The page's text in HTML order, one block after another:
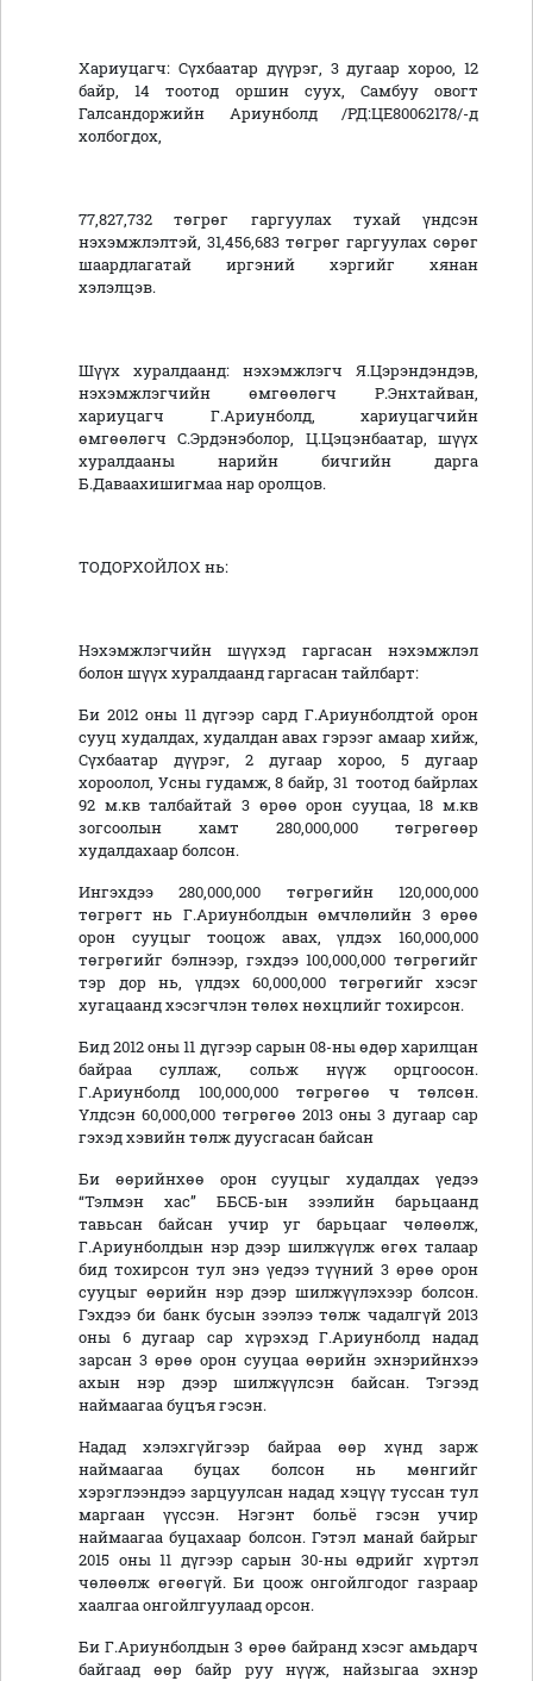
Хариуцагч: Сүхбаатар дүүрэг, 3 дугаар хороо, 12
байр, 14 тоотод оршин суух, Самбуу овогт
Галсандоржийн Ариунболд /РД:ЦЕ80062178/-д
холбогдох,
77,827,732 төгрөг гаргуулах тухай үндсэн
нэхэмжлэлтэй, 31,456,683 төгрөг гаргуулах сөрөг
шаардлагатай иргэний хэргийг хянан
хэлэлцэв.
Шүүх хуралдаанд: нэхэмжлэгч Я.Цэрэндэндэв,
нэхэмжлэгчийн өмгөөлөгч Р.Энхтайван,
хариуцагч Г.Ариунболд, хариуцагчийн
өмгөөлөгч С.Эрдэнэболор, Ц.Цэцэнбаатар, шүүх
хуралдааны нарийн бичгийн дарга
Б.Даваахишигмаа нар оролцов.
ТОДОРХОЙЛОХ нь:
Нэхэмжлэгчийн шүүхэд гаргасан нэхэмжлэл
болон шүүх хуралдаанд гаргасан тайлбарт:
Би 2012 оны 11 дүгээр сард Г.Ариунболдтой орон
сууц худалдах, худалдан авах гэрээг амаар хийж,
Сүхбаатар дүүрэг, 2 дугаар хороо, 5 дугаар
хороолол, Усны гудамж, 8 байр, 31 тоотод байрлах
92 м.кв талбайтай 3 өрөө орон сууцаа, 18 м.кв
зогсоолын хамт 280,000,000 төгрөгөөр
худалдахаар болсон.
Ингэхдээ 280,000,000 төгрөгийн 120,000,000
төгрөгт нь Г.Ариунболдын өмчлөлийн 3 өрөө
орон сууцыг тооцож авах, үлдэх 160,000,000
төгрөгийг бэлнээр, гэхдээ 100,000,000 төгрөгийг
тэр дор нь, үлдэх 60,000,000 төгрөгийг хэсэг
хугацаанд хэсэгчлэн төлөх нөхцлийг тохирсон.
Бид 2012 оны 11 дүгээр сарын 08-ны өдөр харилцан
байраа суллаж, сольж нүүж орцгоосон.
Г.Ариунболд 100,000,000 төгрөгөө ч төлсөн.
Үлдсэн 60,000,000 төгрөгөө 2013 оны 3 дугаар сар
гэхэд хэвийн төлж дуусгасан байсан
Би өөрийнхөө орон сууцыг худалдах үедээ
“Тэлмэн хас” ББСБ-ын зээлийн барьцаанд
тавьсан байсан учир уг барьцааг чөлөөлж,
Г.Ариунболдын нэр дээр шилжүүлж өгөх талаар
бид тохирсон тул энэ үедээ түүний 3 өрөө орон
сууцыг өөрийн нэр дээр шилжүүлэхээр болсон.
Гэхдээ би банк бусын зээлээ төлж чадалгүй 2013
оны 6 дугаар сар хүрэхэд Г.Ариунболд надад
зарсан 3 өрөө орон сууцаа өөрийн эхнэрийнхээ
ахын нэр дээр шилжүүлсэн байсан. Тэгээд
наймаагаа буцъя гэсэн.
Надад хэлэхгүйгээр байраа өөр хүнд зарж
наймаагаа буцах болсон нь мөнгийг
хэрэглээндээ зарцуулсан надад хэцүү туссан тул
маргаан үүссэн. Нэгэнт больё гэсэн учир
наймаагаа буцахаар болсон. Гэтэл манай байрыг
2015 оны 11 дүгээр сарын 30-ны өдрийг хүртэл
чөлөөлж өгөөгүй. Би цоож онгойлгодог газраар
хаалгаа онгойлгуулаад орсон.
Би Г.Ариунболдын 3 өрөө байранд хэсэг амьдарч
байгаад өөр байр руу нүүж, найзыгаа эхнэр